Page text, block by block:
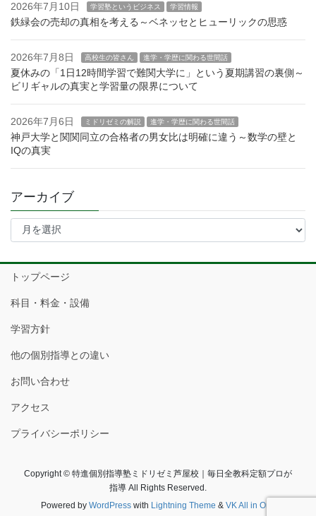
2026年7月10日 学習塾というビジネス 学習情報
鉄緑会の売却の真相を考える～ベネッセとヒューリックの思惑
2026年7月8日 高校生の皆さん 進学・学歴に関わる世間話
夏休みの「1日12時間学習で難関大学に」という夏期講習の裏側～
ビリギャルの真実と学習量の限界について
2026年7月6日 ミドリゼミの解説 進学・学歴に関わる世間話
神戸大学と関関同立の合格者の男女比は明確に違う～数学の壁と
IQの真実
アーカイブ
ア
イ
ブ
トップページ
科目・料金・設備
学習方針
他の個別指導との違い
お問い合わせ
アクセス
プライバシーポリシー
Copyright © 特進個別指導塾ミドリゼミ芦屋校｜毎日全教科定額プロが
指導 All Rights Reserved.
Powered by WordPresswith Lightning Theme & VK All in One